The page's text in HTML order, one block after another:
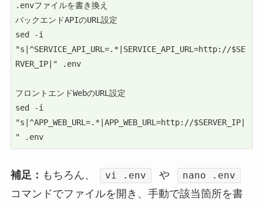
.envファイルを書き換え
バックエンドAPIのURL設定
sed -i
"s|^SERVICE_API_URL=.*|SERVICE_API_URL=http://$SE
RVER_IP|" .env
フロントエンドWebのURL設定
sed -i
"s|^APP_WEB_URL=.*|APP_WEB_URL=http://$SERVER_IP|
" .env
補足： もちろん、 vi .env や nano .env
コマンドでファイルを開き、手動で該当箇所を書